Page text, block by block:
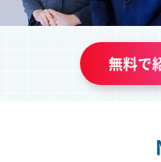
無料で